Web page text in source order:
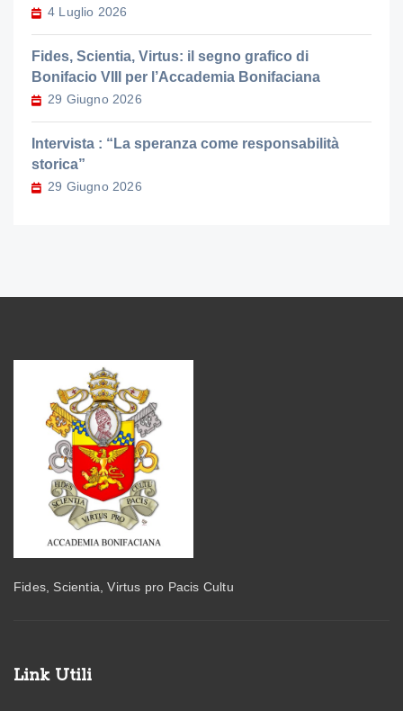
4 Luglio 2026
Fides, Scientia, Virtus: il segno grafico di
Bonifacio VIII per l’Accademia Bonifaciana
29 Giugno 2026
Intervista : “La speranza come responsabilità
storica”
29 Giugno 2026
Fides, Scientia, Virtus pro Pacis Cultu
Link Utili